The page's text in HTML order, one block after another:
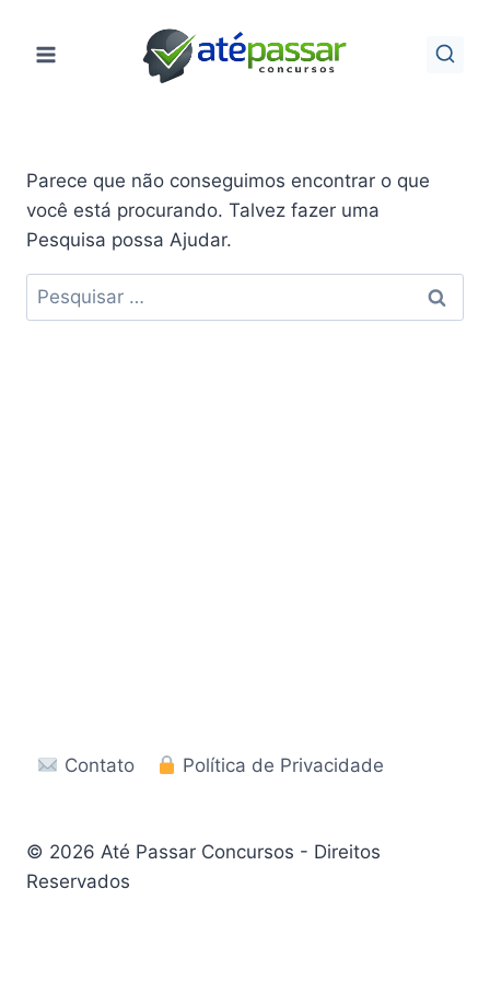
para
Parece que não conseguimos encontrar o que
você está procurando. Talvez fazer uma
Pesquisa possa Ajudar.
Pesquisar
por:
Contato Política de Privacidade
© 2026 Até Passar Concursos - Direitos
Reservados